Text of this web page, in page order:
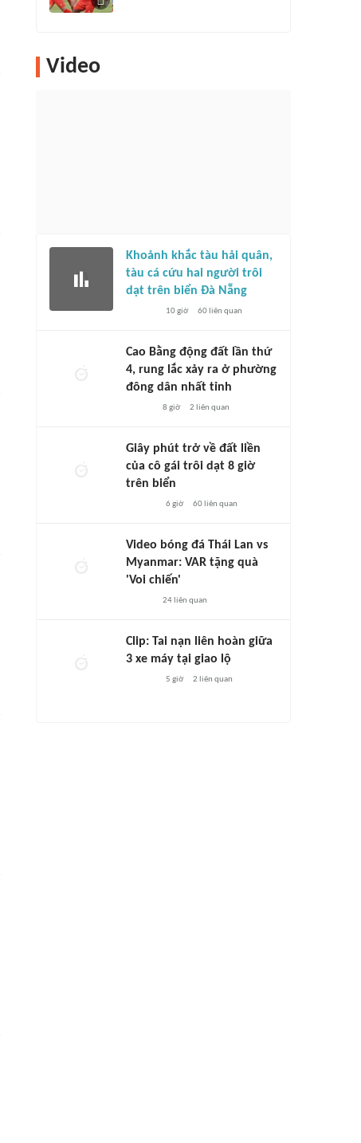
Video
Khoảnh khắc tàu hải quân,
tàu cá cứu hai người trôi
dạt trên biển Đà Nẵng
10 giờ 60liên quan
Cao Bằng động đất lần thứ
4, rung lắc xảy ra ở phường
đông dân nhất tỉnh
8 giờ 2 liên quan
Giây phút trở về đất liền
của cô gái trôi dạt 8 giờ
trên biển
6 giờ 60liên quan
Video bóng đá Thái Lan vs
Myanmar: VAR tặng quà
'Voi chiến'
24liên quan
Clip: Tai nạn liên hoàn giữa
3 xe máy tại giao lộ
5 giờ 2 liên quan